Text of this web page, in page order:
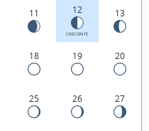
11 12
CRECIENTE
13
18 19 20
25 26 27